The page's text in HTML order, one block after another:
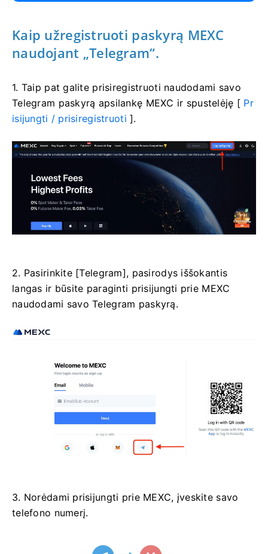
Kaip užregistruoti paskyrą MEXC
naudojant „Telegram“.
1. Taip pat galite prisiregistruoti naudodami savo
Telegram paskyrą apsilankę MEXC ir spustelėję [ Pr
isijungti / prisiregistruoti ].
2. Pasirinkite [Telegram], pasirodys iššokantis
langas ir būsite paraginti prisijungti prie MEXC
naudodami savo Telegram paskyrą.
3. Norėdami prisijungti prie MEXC, įveskite savo
telefono numerį.